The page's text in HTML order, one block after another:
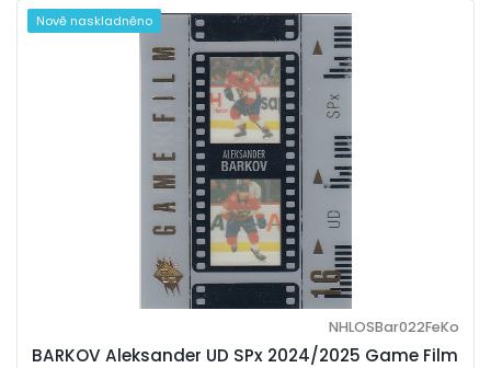
BARKOV Aleksander UD SPx 2024/2025 Game Film
NHLOSBar022FeKo
Nově naskladněno